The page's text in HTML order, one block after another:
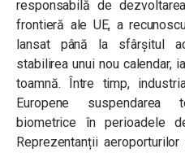
responsabilă de
frontieră ale UE, a
lansat până la sfârșitul
stabilirea unui nou calendar,
toamnă. Între timp,
Europene suspendarea
biometrice în perioadele
Reprezentanții